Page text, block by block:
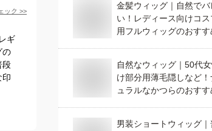
ック >>
ギ
の
段
印
金髪ウィッグ｜自然でバ
い！レディース向けコス
用フルウィッグのおすす
自然なウィッグ｜50代
け部分用薄毛隠しなど！
ュラルなかつらのおすす
男装ショートウィッグ